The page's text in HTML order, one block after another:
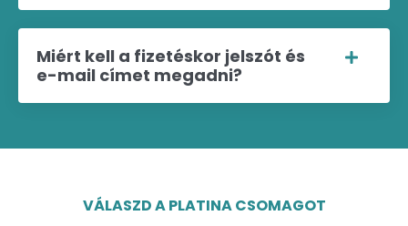
Miért kell a fizetéskor jelszót és
e-mail címet megadni?
VÁLASZD A PLATINA CSOMAGOT